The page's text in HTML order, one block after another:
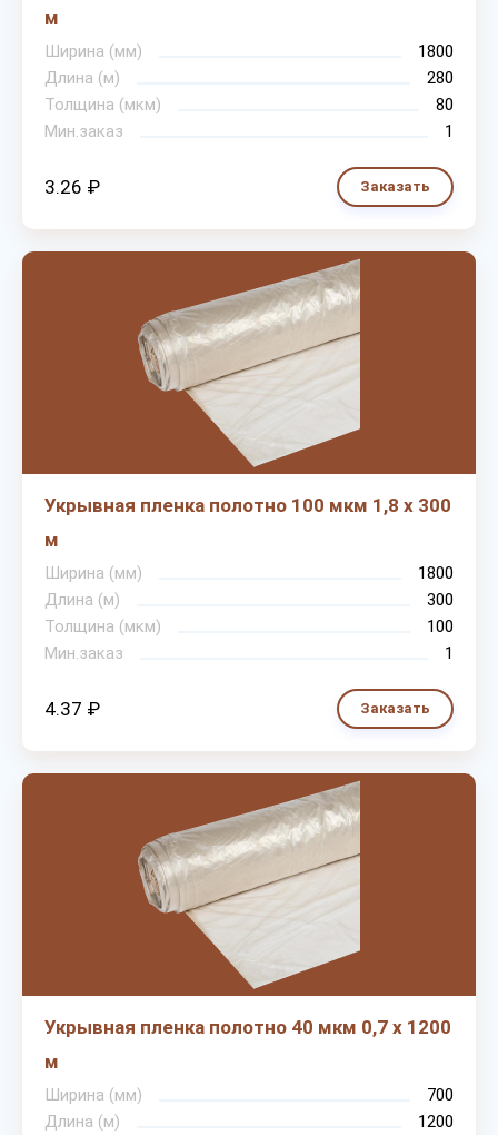
м
Ширина (мм)
1800
Длина (м)
280
Толщина (мкм)
80
Мин.заказ
1
3.26 ₽ Заказать
Укрывная пленка полотно 100 мкм 1,8 х 300
м
Ширина (мм)
1800
Длина (м)
300
Толщина (мкм)
100
Мин.заказ
1
4.37 ₽ Заказать
Укрывная пленка полотно 40 мкм 0,7 х 1200
м
Ширина (мм)
700
Длина (м)
1200